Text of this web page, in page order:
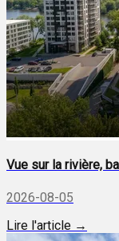
Vue sur la rivière,
2026-08-05
Lire l'article →